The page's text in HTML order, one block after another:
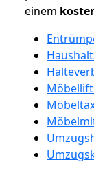
einem